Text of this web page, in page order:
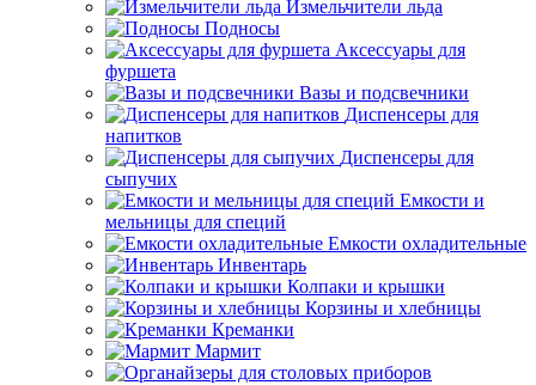
Измельчители льда
Подносы
Аксессуары для
фуршета
Вазы и подсвечники
Диспенсеры для
напитков
Диспенсеры для
сыпучих
Емкости и
мельницы для специй
Емкости охладительные
Инвентарь
Колпаки и крышки
Корзины и хлебницы
Креманки
Мармит